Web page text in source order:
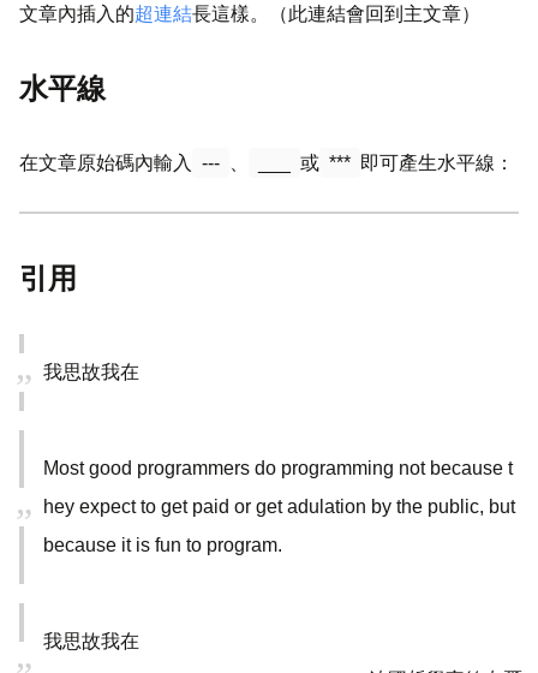
文章內插入的超連結長這樣。（此連結會回到主文章）
水平線
在文章原始碼內輸入 --- 或 *** 即可產生水平線：
引用
我思故我在
Most good programmers do programming not because t
hey expect to get paid or get adulation by the public, but
because it is fun to program.
我思故我在